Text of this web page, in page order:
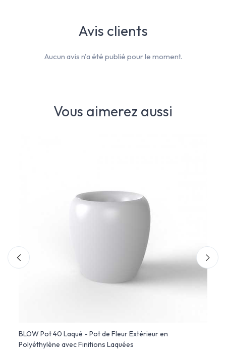
Vous aimerez aussi
BLOW Pot 40 Laqué - Pot de Fleur Extérieur en
Polyéthylène avec Finitions Laquées
Avis clients
Aucun avis n'a été publié pour le moment.